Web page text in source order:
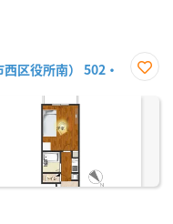
区役所南） 502・
に入